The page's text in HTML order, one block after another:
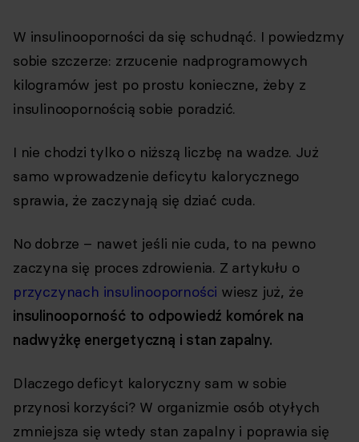
W insulinooporności da się schudnąć. I powiedzmy
sobie szczerze: zrzucenie nadprogramowych
kilogramów jest po prostu konieczne, żeby z
insulinoopornością sobie poradzić.
I nie chodzi tylko o niższą liczbę na wadze. Już
samo wprowadzenie deficytu kalorycznego
sprawia, że zaczynają się dziać cuda.
No dobrze – nawet jeśli nie cuda, to na pewno
zaczyna się proces zdrowienia. Z artykułu o
przyczynach insulinooporności wiesz już, że
insulinooporność to odpowiedź komórek na
nadwyżkę energetyczną i stan zapalny.
Dlaczego deficyt kaloryczny sam w sobie
przynosi korzyści? W organizmie osób otyłych
zmniejsza się wtedy stan zapalny i poprawia się